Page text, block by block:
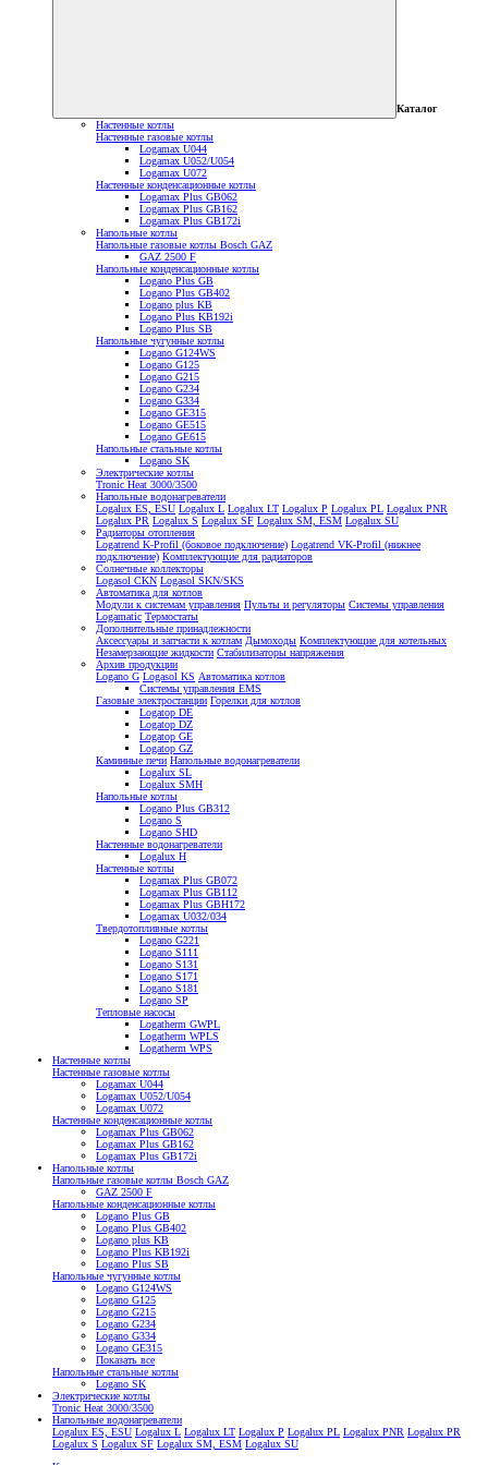
Каталог
Настенные котлы
Настенные газовые котлы
Logamax U044
Logamax U052/U054
Logamax U072
Настенные конденсационные котлы
Logamax Plus GB062
Logamax Plus GB162
Logamax Plus GB172i
Напольные котлы
Напольные газовые котлы Bosch GAZ
GAZ 2500 F
Напольные конденсационные котлы
Logano Plus GB
Logano Plus GB402
Logano plus KB
Logano Plus KB192i
Logano Plus SB
Напольные чугунные котлы
Logano G124WS
Logano G125
Logano G215
Logano G234
Logano G334
Logano GE315
Logano GE515
Logano GE615
Напольные стальные котлы
Logano SK
Электрические котлы
Tronic Heat 3000/3500
Напольные водонагреватели
Logalux ES, ESU Logalux L Logalux LT Logalux P Logalux PL Logalux PNR
Logalux PR Logalux S Logalux SF Logalux SM, ESM Logalux SU
Радиаторы отопления
Logatrend K-Profil (боковое подключение) Logatrend VK-Profil (нижнее
подключение) Комплектующие для радиаторов
Солнечные коллекторы
Logasol CKN Logasol SKN/SKS
Автоматика для котлов
Модули к системам управления Пульты и регуляторы Системы управления
Logamatic Термостаты
Дополнительные принадлежности
Аксессуары и запчасти к котлам Дымоходы Комплектующие для котельных
Незамерзающие жидкости Стабилизаторы напряжения
Архив продукции
Logano G Logasol KS Автоматика котлов
Системы управления EMS
Газовые электростанции Горелки для котлов
Logatop DE
Logatop DZ
Logatop GE
Logatop GZ
Каминные печи Напольные водонагреватели
Logalux SL
Logalux SMH
Напольные котлы
Logano Plus GB312
Logano S
Logano SHD
Настенные водонагреватели
Logalux H
Настенные котлы
Logamax Plus GB072
Logamax Plus GB112
Logamax Plus GBH172
Logamax U032/034
Твердотопливные котлы
Logano G221
Logano S111
Logano S131
Logano S171
Logano S181
Logano SP
Тепловые насосы
Logatherm GWPL
Logatherm WPLS
Logatherm WPS
Настенные котлы
Настенные газовые котлы
Logamax U044
Logamax U052/U054
Logamax U072
Настенные конденсационные котлы
Logamax Plus GB062
Logamax Plus GB162
Logamax Plus GB172i
Напольные котлы
Напольные газовые котлы Bosch GAZ
GAZ 2500 F
Напольные конденсационные котлы
Logano Plus GB
Logano Plus GB402
Logano plus KB
Logano Plus KB192i
Logano Plus SB
Напольные чугунные котлы
Logano G124WS
Logano G125
Logano G215
Logano G234
Logano G334
Logano GE315
Показать все
Напольные стальные котлы
Logano SK
Электрические котлы
Tronic Heat 3000/3500
Напольные водонагреватели
Logalux ES, ESU Logalux L Logalux LT Logalux P Logalux PL Logalux PNR Logalux PR
Logalux S Logalux SF Logalux SM, ESM Logalux SU